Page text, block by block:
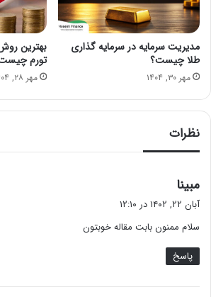
مدیریت سرمایه در سرمایه گذاری
طلا چیست؟
مهر ۳۰, ۱۴۰۴
بهترین
تورم
مهر ۲۸, ۱۴۰۴
نظرات
مبینا
ف
:
آبان ۲۲, ۱۴۰۲ در ۱۲:۱۰
سلام ممنون بابت مقاله خوبتون
پاسخ